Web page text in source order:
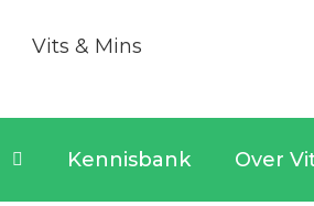
Kennisbank Over